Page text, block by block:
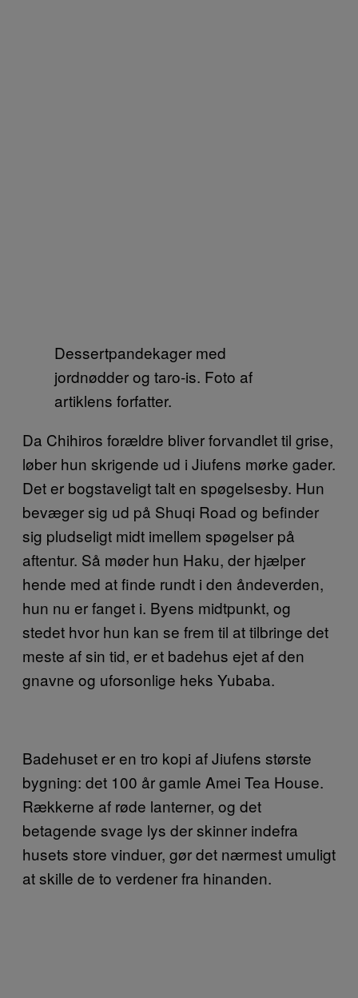
Dessertpandekager med
jordnødder og taro-is. Foto af
artiklens forfatter.
Da Chihiros forældre bliver forvandlet til grise,
løber hun skrigende ud i Jiufens mørke gader.
Det er bogstaveligt talt en spøgelsesby. Hun
bevæger sig ud på Shuqi Road og befinder
sig pludseligt midt imellem spøgelser på
aftentur. Så møder hun Haku, der hjælper
hende med at finde rundt i den åndeverden,
hun nu er fanget i. Byens midtpunkt, og
stedet hvor hun kan se frem til at tilbringe det
meste af sin tid, er et badehus ejet af den
gnavne og uforsonlige heks Yubaba.
Badehuset er en tro kopi af Jiufens største
bygning: det 100 år gamle Amei Tea House.
Rækkerne af røde lanterner, og det
betagende svage lys der skinner indefra
husets store vinduer, gør det nærmest umuligt
at skille de to verdener fra hinanden.